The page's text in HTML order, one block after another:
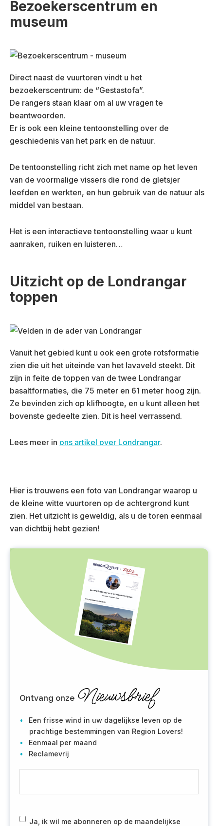
Bezoekerscentrum en
museum
Direct naast de vuurtoren vindt u het
bezoekerscentrum: de “Gestastofa”.
De rangers staan klaar om al uw vragen te
beantwoorden.
Er is ook een kleine tentoonstelling over de
geschiedenis van het park en de natuur.
De tentoonstelling richt zich met name op het leven
van de voormalige vissers die rond de gletsjer
leefden en werkten, en hun gebruik van de natuur als
middel van bestaan.
Het is een interactieve tentoonstelling waar u kunt
aanraken, ruiken en luisteren…
Uitzicht op de Londrangar
toppen
Vanuit het gebied kunt u ook een grote rotsformatie
zien die uit het uiteinde van het lavaveld steekt. Dit
zijn in feite de toppen van de twee Londrangar
basaltformaties, die 75 meter en 61 meter hoog zijn.
Ze bevinden zich op klifhoogte, en u kunt alleen het
bovenste gedeelte zien. Dit is heel verrassend.
Lees meer in ons artikel over Londrangar.
Hier is trouwens een foto van Londrangar waarop u
de kleine witte vuurtoren op de achtergrond kunt
zien. Het uitzicht is geweldig, als u de toren eenmaal
van dichtbij hebt gezien!
Ontvang onze Nieuwsbrief
Een frisse wind in uw dagelijkse leven op de
prachtige bestemmingen van Region Lovers!
Eenmaal per maand
Reclamevrij
m
iR Ja, ik wil me abonneren op de maandelijkse